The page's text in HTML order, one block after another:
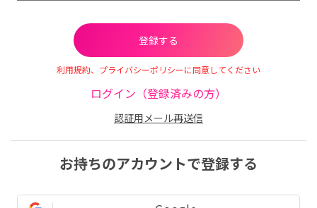
利用規約、プライバシーポリシーに同意してください
ログイン（登録済みの方）
認証用メール再送信
お持ちのアカウントで登録する